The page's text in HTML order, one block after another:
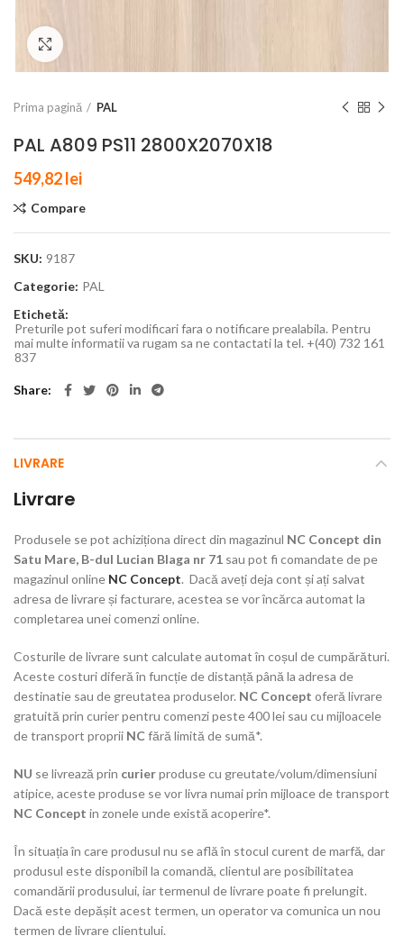
Prima pagină PAL
PAL A809 PS11 2800X2070X18
549,82lei
Compare
SKU: 9187
Categorie: PAL
Etichetă:
Preturile pot suferi modificari fara o notificare prealabila. Pentru
mai multe informatii va rugam sa ne contactati la tel. +(40) 732 161
837
Share
LIVRARE
Livrare
Produsele se pot achiziționa direct din magazinul NC Concept din
Satu Mare, B-dul Lucian Blaga nr 71 sau pot fi comandate de pe
magazinul online NC Concept. Dacă aveți deja cont și ați salvat
adresa de livrare și facturare, acestea se vor încărca automat la
completarea unei comenzi online.
Costurile de livrare sunt calculate automat în coșul de cumpărături.
Aceste costuri diferă în funcție de distanță până la adresa de
destinatie sau de greutatea produselor. NC Concept oferă livrare
gratuită prin curier pentru comenzi peste 400 lei sau cu mijloacele
de transport proprii NC fără limită de sumă*.
NU se livrează prin curierproduse cu greutate/volum/dimensiuni
atipice, aceste produse se vor livra numai prin mijloace de transport
NC Concept in zonele unde există acoperire*.
În situația în care produsul nu se află în stocul curent de marfă, dar
produsul este disponibil la comandă, clientul are posibilitatea
comandării produsului, iar termenul de livrare poate fi prelungit.
Dacă este depășit acest termen, un operator va comunica un nou
termen de livrare clientului.